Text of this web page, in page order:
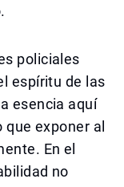
policiales
espíritu de las
esencia aquí
exponer al
En el
no